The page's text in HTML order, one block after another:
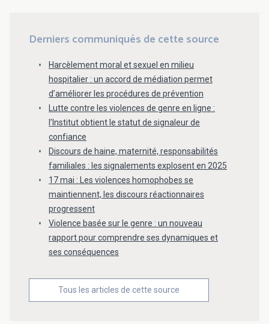
Derniers communiqués de cette source
Harcèlement moral et sexuel en milieu
hospitalier : un accord de médiation permet
d’améliorer les procédures de prévention
Lutte contre les violences de genre en ligne :
l’Institut obtient le statut de signaleur de
confiance
Discours de haine, maternité, responsabilités
familiales : les signalements explosent en 2025
17 mai : Les violences homophobes se
maintiennent, les discours réactionnaires
progressent
Violence basée sur le genre : un nouveau
rapport pour comprendre ses dynamiques et
ses conséquences
Tous les articles de cette source